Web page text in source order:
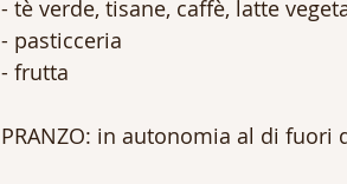
- tè verde, tisane, caffè, latte
- pasticceria
- frutta
PRANZO: in autonomia al di fuori